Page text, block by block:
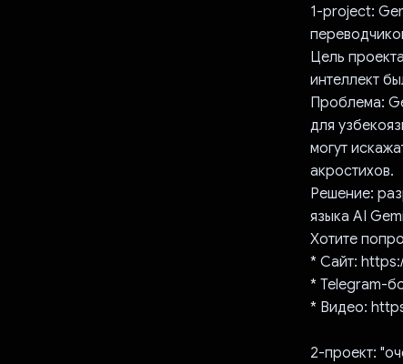
1-project:
Цель
интеллект
Проблема:
для
могут
акростихов.
Решение:
языка AI
Хотите
* Сайт:
* Telegram-
* Видео:
2-проект: